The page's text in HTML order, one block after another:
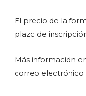
El precio de la
plazo de
Más información
correo electrónico